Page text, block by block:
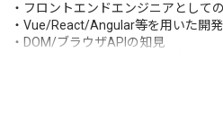
・フロントエンドエンジニアとして
・Vue/React/Angular等を用いた開
・DOM/ブラウザAPIの知見